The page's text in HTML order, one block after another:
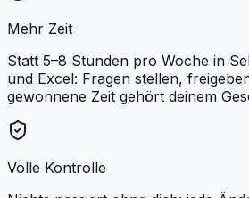
Mehr Zeit
Statt 5–8 Stunden pro Woche in
und Excel: Fragen stellen,
gewonnene Zeit gehört deinem
Volle Kontrolle